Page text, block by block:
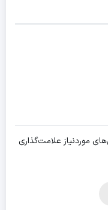
موردنیاز علامت‌گذاری